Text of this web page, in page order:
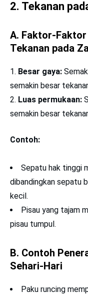
2. Tekanan
A. Faktor-
Tekanan pada
Besar gaya:
semakin besar
Luas permukaan:
semakin besar
Contoh:
Sepatu hak tinggi
dibandingkan sepatu
kecil.
Pisau yang tajam
pisau tumpul.
B. Contoh
Sehari-Hari
Paku runcing